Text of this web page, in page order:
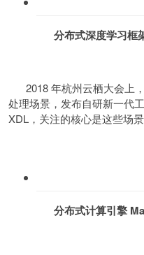
分布式深度学习框
2018 年杭州云栖大会上
处理场景，发布自研新一
XDL，关注的核心是这些场
分布式计算引擎